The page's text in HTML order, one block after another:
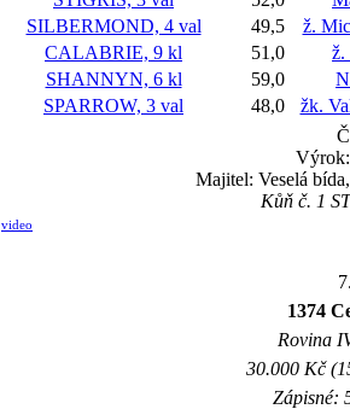
SILBERMOND, 4 val 49,5
ž.
CALABRIE, 9 kl 51,0
ž.
SHANNYN, 6 kl 59,0
SPARROW, 3 val 48,0
žk.
Majitel: Veselá
Kůň č. 1
video
1374
Rovina
30.000 Kč
Zápisné: